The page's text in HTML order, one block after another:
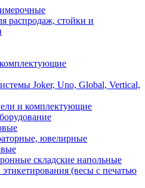
распродаж, стойки и
Joker, Uno, Global, Vertical,
и комплектующие
ювелирные
складские напольные
(весы с печатью